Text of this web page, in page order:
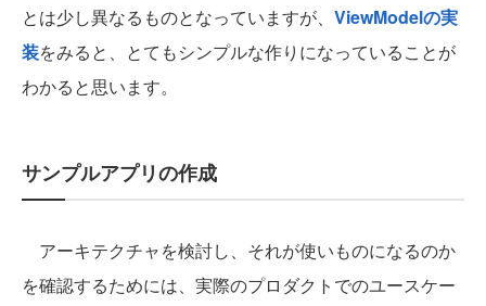
とは少し異なるものとなっていますが、 ViewModelの実
装をみると、とてもシンプルな作りになっていることが
わかると思います。
サンプルアプリの作成
アーキテクチャを検討し、それが使いものになるのか
を確認するためには、実際のプロダクトでのユースケー